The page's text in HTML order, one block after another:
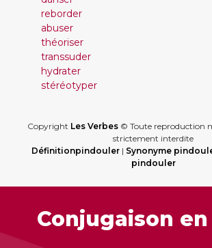
reborder
abuser
théoriser
transsuder
hydrater
stéréotyper
Copyright Les Verbes© Toute reproduction
strictement interdite
Définitionpindouler | Synonyme
pindouler
Conjugaison